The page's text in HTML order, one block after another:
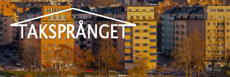
Hoppa
till
innehåll